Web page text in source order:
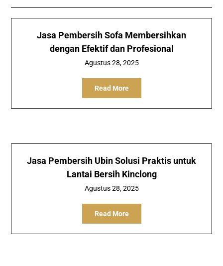
Jasa Pembersih Sofa Membersihkan
dengan Efektif dan Profesional
Agustus 28, 2025
Read More
Jasa Pembersih Ubin Solusi Praktis untuk
Lantai Bersih Kinclong
Agustus 28, 2025
Read More